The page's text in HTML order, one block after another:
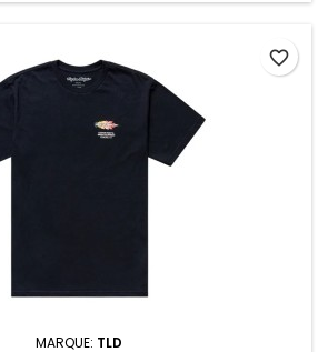
MARQUE: TLD
favorite_border